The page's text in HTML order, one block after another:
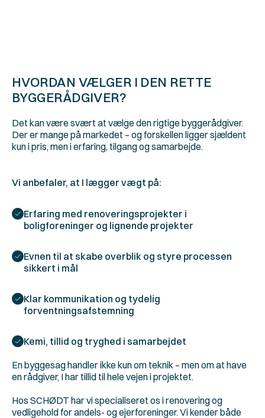
HVORDAN VÆLGER I DEN RETTE
BYGGERÅDGIVER?
Det kan være svært at vælge den rigtige byggerådgiver.
Der er mange på markedet – og forskellen ligger sjældent
kun i pris, men i erfaring, tilgang og samarbejde.
Vi anbefaler, at I lægger vægt på:
Erfaring med renoveringsprojekter i
boligforeninger og lignende projekter
Evnen til at skabe overblik og styre processen
sikkert i mål
Klar kommunikation og tydelig
forventningsafstemning
Kemi, tillid og tryghed i samarbejdet
En byggesag handler ikke kun om teknik – men om at have
en rådgiver, I har tillid til hele vejen i projektet.
Hos SCHØDT har vi specialiseret os i renovering og
vedligehold for andels- og ejerforeninger. Vi kender både